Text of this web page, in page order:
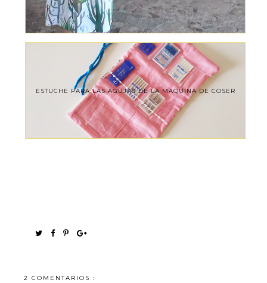
ESTUCHE PARA LAS AGUJAS DE LA MAQUINA DE COSER
2 COMENTARIOS :